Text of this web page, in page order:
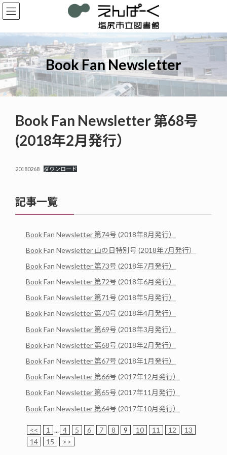
コ
ン
ン
ツ
へ
ス
キ
ッ
プ
ナ
ビ
ー
シ
ョ
ン
に
移
動
Book Fan Newsletter
Book Fan Newsletter 第68号
(2018年2月発行）
20180268 ダウンロード
記事一覧
Book Fan Newsletter 第74号 (2018年8月発行）
Book Fan Newsletter 山の日特別号 (2018年7月発行）
Book Fan Newsletter 第73号 (2018年7月発行）
Book Fan Newsletter 第72号 (2018年6月発行）
Book Fan Newsletter 第71号 (2018年5月発行）
Book Fan Newsletter 第70号 (2018年4月発行）
Book Fan Newsletter 第69号 (2018年3月発行）
Book Fan Newsletter 第68号 (2018年2月発行）
Book Fan Newsletter 第67号 (2018年1月発行）
Book Fan Newsletter 第66号 (2017年12月発行）
Book Fan Newsletter 第65号 (2017年11月発行）
Book Fan Newsletter 第64号 (2017年10月発行）
<< 1 ... 4 5 6 7 8 9 10 11 12
13
14
15 >>